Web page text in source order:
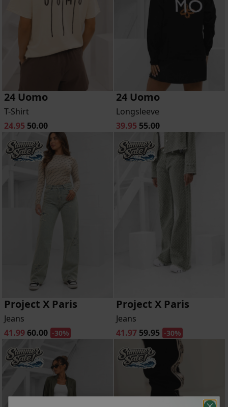
24 Uomo
T-Shirt
24.95 50.00
24 Uomo
Longsleeve
39.95 55.00
Project X Paris
Jeans
41.9960.00 -30%
Project X Paris
Jeans
41.9759.95 -30%